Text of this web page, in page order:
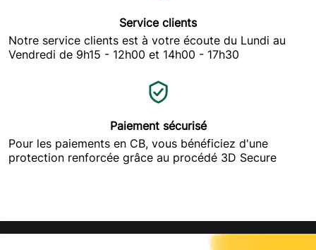
Cliquez ici pour laisser un commentaire
Service clients
Notre service clients est à votre écoute du Lundi au
Vendredi de 9h15 - 12h00 et 14h00 - 17h30
Paiement sécurisé
Pour les paiements en CB, vous bénéficiez d'une
protection renforcée grâce au procédé 3D Secure